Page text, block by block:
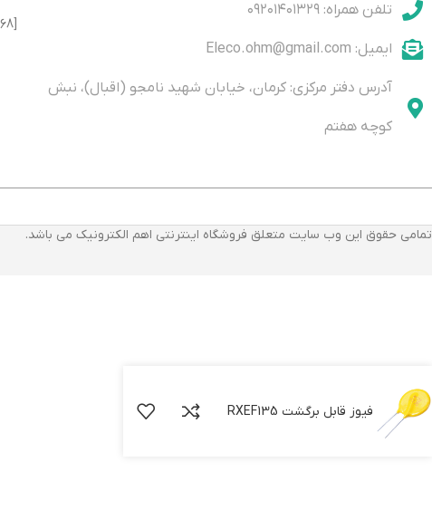
تلفن همراه: ۰۹۲۰۱۴۰۱۳۲۹
ایمیل: Eleco.ohm@gmail.com
آدرس دفتر مرکزی: کرمان، خیابان شهید نامجو (اقبال)، نبش
کوچه هفتم
[mc4wp_form id="68"]
تمامی حقوق این وب سایت متعلق فروشگاه اینترنتی اهم الکترونیک می باشد.
فیوز قابل برگشت RXEF135